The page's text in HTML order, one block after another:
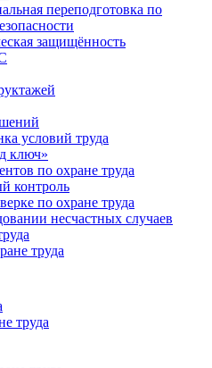
переподготовка по
защищённость
условий труда
ключ»
по охране труда
контроль
по охране труда
несчастных случаев
труда
труда